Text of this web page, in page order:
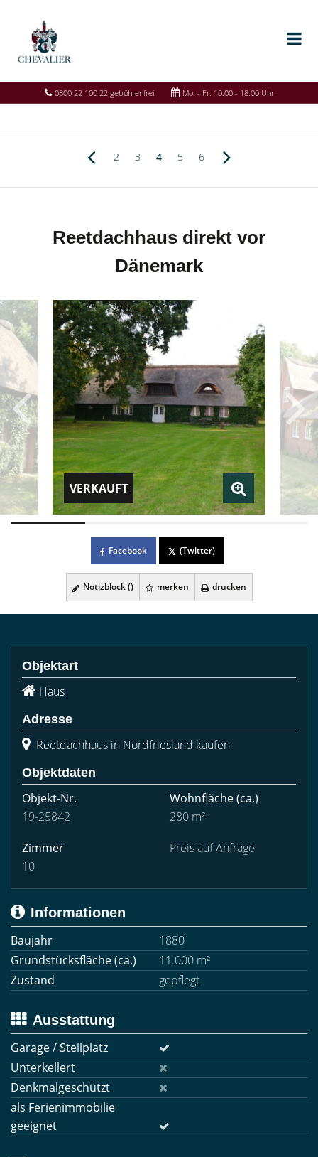
0800 22 100 22 gebührenfrei Mo. - Fr. 10.00 - 18.00 Uhr
2 3 4 5 6
Reetdachhaus direkt vor
Dänemark
VERKAUFT
Facebook (Twitter)
Notizblock () merken drucken
Objektart
Haus
Adresse
Reetdachhaus in Nordfriesland kaufen
Objektdaten
Objekt-Nr.
19-25842
Wohnfläche(ca.)
280 m²
Zimmer
10
Preis auf Anfrage
Informationen
Baujahr
1880
Grundstücksfläche (ca.)
11.000 m²
Zustand
gepflegt
Ausstattung
Garage / Stellplatz
Unterkellert
Denkmalgeschützt
als Ferienimmobilie
geeignet